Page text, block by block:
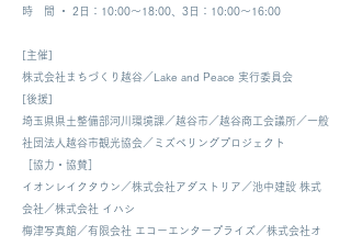
時 間 ・ 2日：10:00〜18:00、3日：10:00～16:00
[主催]
株式会社まちづくり越谷／Lake and Peace 実行委員会
[後援]
埼玉県県土整備部河川環境課／越谷市／越谷商工会議所／一般
社団法人越谷市観光協会／ミズベリングプロジェクト
［協力・協賛］
イオンレイクタウン／株式会社アダストリア／池中建設 株式
会社／株式会社 イハシ
梅津写真館／有限会社 エコーエンタープライズ／株式会社オ